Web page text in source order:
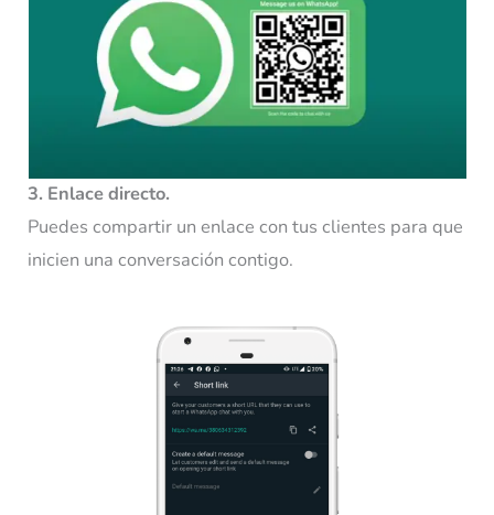
3. Enlace directo.
Puedes compartir un enlace con tus clientes para que
inicien una conversación contigo.